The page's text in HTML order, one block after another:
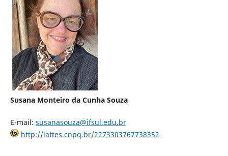
Susana Monteiro da Cunha Souza
E-mail: susanasouza@ifsul.edu.br
http://lattes.cnpq.br/2273303767738352